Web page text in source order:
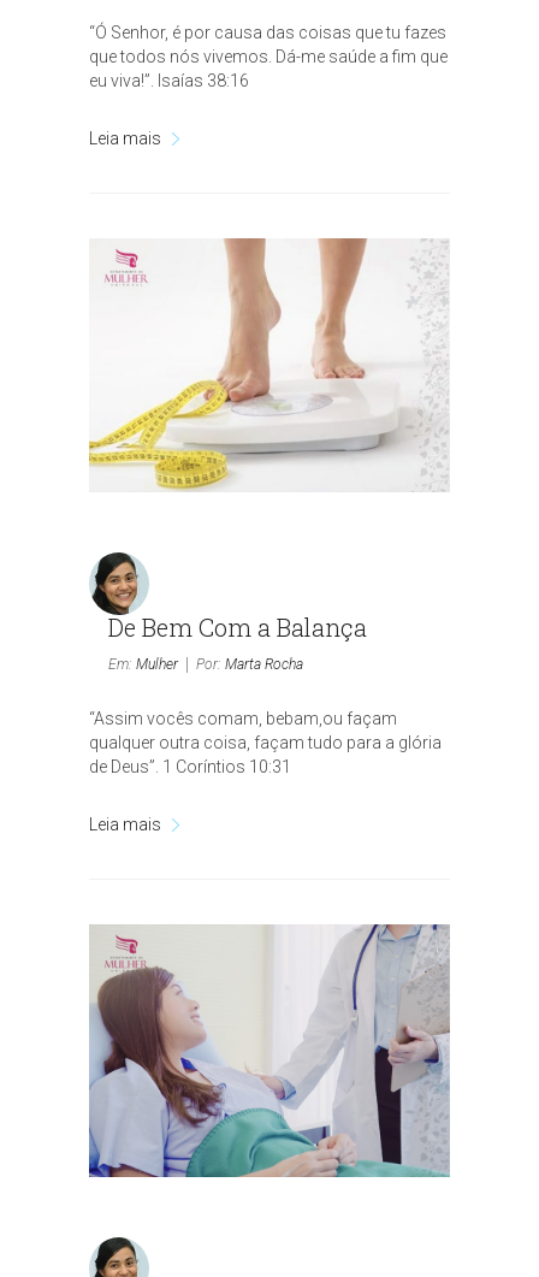
“Ó Senhor, é por causa das coisas que tu fazes
que todos nós vivemos. Dá-me saúde a fim que
eu viva!”. Isaías 38:16
Leia mais
De Bem Com a Balança
Em: Mulher Por: Marta Rocha
“Assim vocês comam, bebam,ou façam
qualquer outra coisa, façam tudo para a glória
de Deus”. 1 Coríntios 10:31
Leia mais